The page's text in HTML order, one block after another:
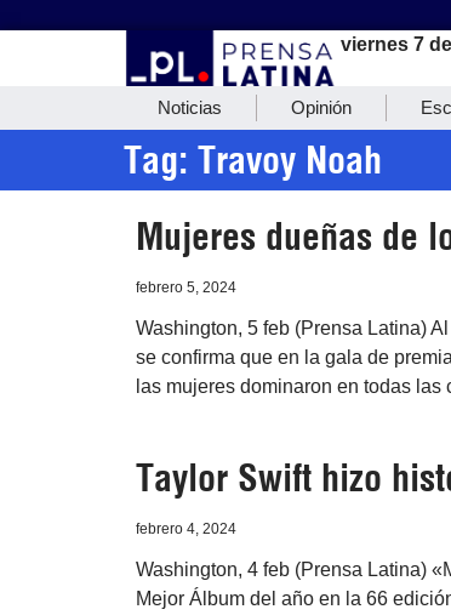
viernes 7
Noticias Opinión
Tag: Travoy Noah
Mujeres dueñas de
febrero 5, 2024
Washington, 5 feb (Prensa Latina)
se confirma que en la gala de
las mujeres dominaron en todas las
Taylor Swift hizo
febrero 4, 2024
Washington, 4 feb (Prensa Latina)
Mejor Álbum del año en la 66